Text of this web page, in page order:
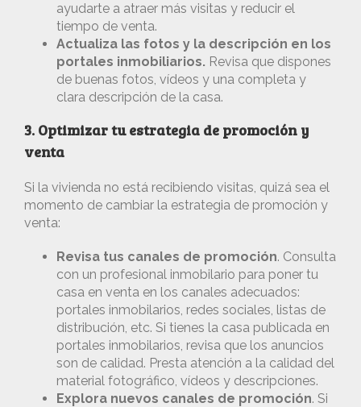
ayudarte a atraer más visitas y reducir el
tiempo de venta.
Actualiza las fotos y la descripción en los
portales inmobiliarios. Revisa que dispones
de buenas fotos, vídeos y una completa y
clara descripción de la casa.
3. Optimizar tu estrategia de promoción y
venta
Si la vivienda no está recibiendo visitas, quizá sea el
momento de cambiar la estrategia de promoción y
venta:
Revisa tus canales de promoción. Consulta
con un profesional inmobilario para poner tu
casa en venta en los canales adecuados:
portales inmobilarios, redes sociales, listas de
distribución, etc. Si tienes la casa publicada en
portales inmobilarios, revisa que los anuncios
son de calidad. Presta atención a la calidad del
material fotográfico, vídeos y descripciones.
Explora nuevos canales de promoción. Si